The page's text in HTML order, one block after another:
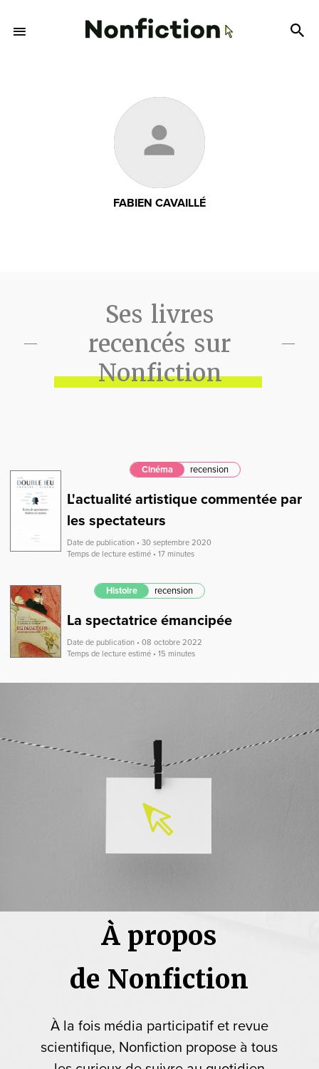
FABIEN CAVAILLÉ
Ses livres
recencés sur
Nonfiction
Cinéma recension
L'actualité artistique commentée par
les spectateurs
Date de publication • 30 septembre 2020
Temps de lecture estimé • 17 minutes
Histoire recension
La spectatrice émancipée
Date de publication • 08 octobre 2022
Temps de lecture estimé • 15 minutes
À propos
de Nonfiction
À la fois média participatif et revue
scientifique, Nonfiction propose à tous